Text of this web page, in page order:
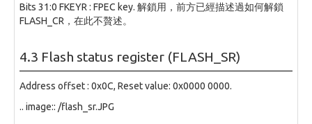
Bits 31:0 FKEYR : FPEC key. 解鎖用，前方已經描述過如何解鎖
FLASH_CR，在此不贅述。
4.3 Flash status register (FLASH_SR)
Address offset : 0x0C, Reset value: 0x0000 0000.
.. image:: /flash_sr.JPG